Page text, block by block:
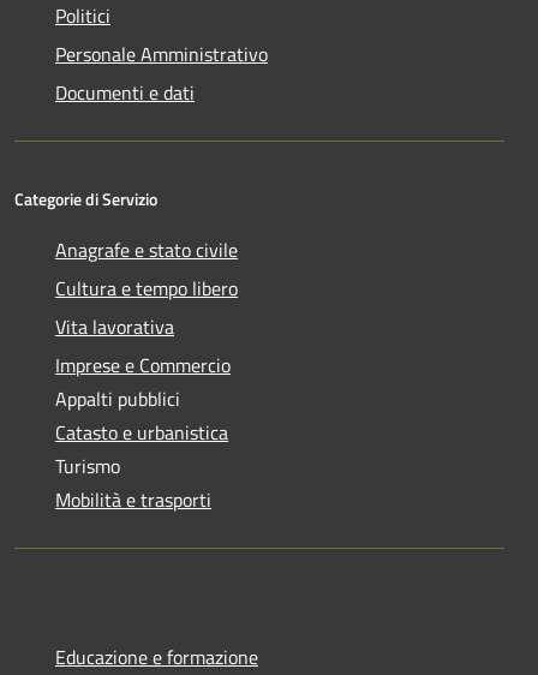
Politici
Personale Amministrativo
Documenti e dati
Categorie di Servizio
Anagrafe e stato civile
Cultura e tempo libero
Vita lavorativa
Imprese e Commercio
Appalti pubblici
Catasto e urbanistica
Turismo
Mobilità e trasporti
Educazione e formazione